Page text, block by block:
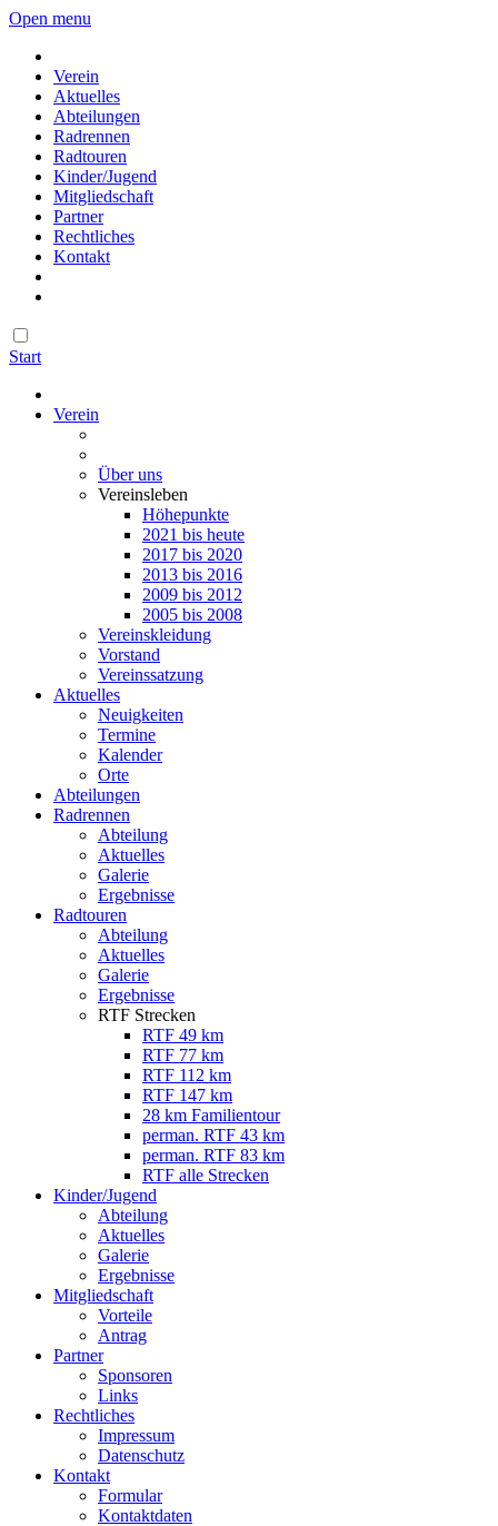
Open menu
Verein
Aktuelles
Abteilungen
Radrennen
Radtouren
Kinder/Jugend
Mitgliedschaft
Partner
Rechtliches
Kontakt
Start
Verein
Über uns
Vereinsleben
Höhepunkte
2021 bis heute
2017 bis 2020
2013 bis 2016
2009 bis 2012
2005 bis 2008
Vereinskleidung
Vorstand
Vereinssatzung
Aktuelles
Neuigkeiten
Termine
Kalender
Orte
Abteilungen
Radrennen
Abteilung
Aktuelles
Galerie
Ergebnisse
Radtouren
Abteilung
Aktuelles
Galerie
Ergebnisse
RTF Strecken
RTF 49 km
RTF 77 km
RTF 112 km
RTF 147 km
28 km Familientour
perman. RTF 43 km
perman. RTF 83 km
RTF alle Strecken
Kinder/Jugend
Abteilung
Aktuelles
Galerie
Ergebnisse
Mitgliedschaft
Vorteile
Antrag
Partner
Sponsoren
Links
Rechtliches
Impressum
Datenschutz
Kontakt
Formular
Kontaktdaten